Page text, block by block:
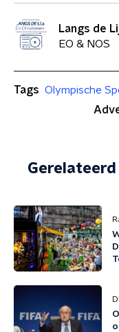
Langs de
EO & NOS
Tags Olympische
Gerelateerd